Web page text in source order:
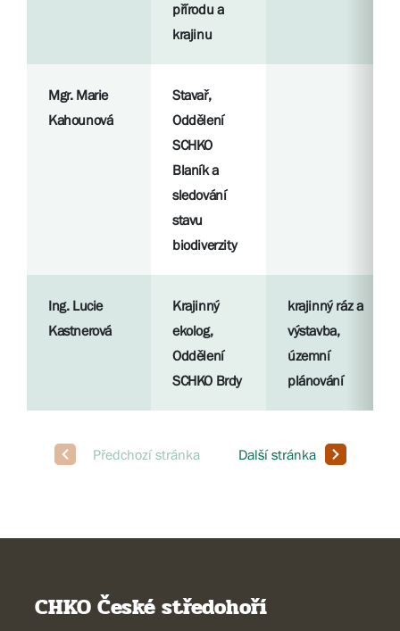
přírodu a
krajinu
Mgr. Marie
Kahounová
Stavař,
Oddělení
SCHKO
Blaník a
sledování
stavu
biodiverzity
Ing. Lucie
Kastnerová
Krajinný
ekolog,
Oddělení
SCHKO Brdy
krajinný ráz a
výstavba,
územní
plánování
CHKO České středohoří